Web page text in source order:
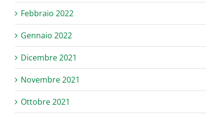
Febbraio 2022
Gennaio 2022
Dicembre 2021
Novembre 2021
Ottobre 2021